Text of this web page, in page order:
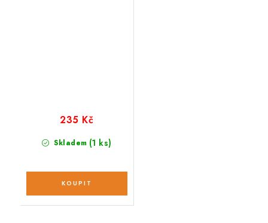
Skladem (1 ks)
235 Kč